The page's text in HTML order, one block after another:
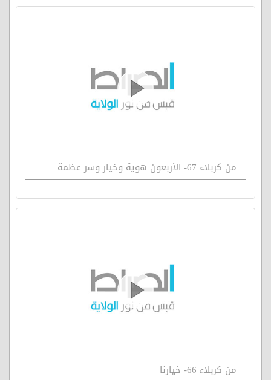
من كربلاء 67- الأربعون هوية وخيار وسر عظمة
من كربلاء 66- خيارنا